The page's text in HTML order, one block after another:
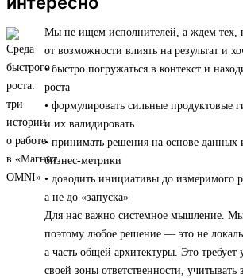
Мы не ищем исполнителей, а ждем тех,
от возможности влиять на результат и
• быстро погружаться в контекст и
роста
• формулировать сильные продуктовые
и их валидировать
• принимать решения на основе данных
бизнес-метрики
• доводить инициативы до измеримого
а не до «запуска»
Для нас важно системное мышление.
поэтому любое решение — это не
а часть общей архитектуры. Это
своей зоны ответственности, учитывать